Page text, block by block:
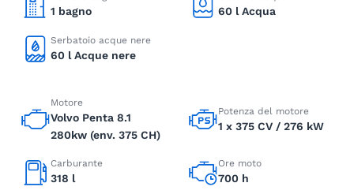
1 bagno 60 l Acqua
Serbatoio acque nere
60 l Acque nere
Motore
Volvo Penta 8.1
280kw (env. 375 CH)
Potenza del motore
1 x 375 CV / 276 kW
Carburante
318 l
Ore moto
700 h